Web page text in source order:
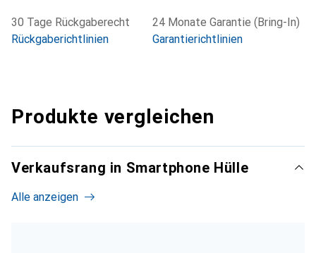
30 Tage Rückgaberecht
Rückgaberichtlinien
24 Monate Garantie (Bring-In)
Garantierichtlinien
Produkte vergleichen
Verkaufsrang in Smartphone Hülle
Alle anzeigen